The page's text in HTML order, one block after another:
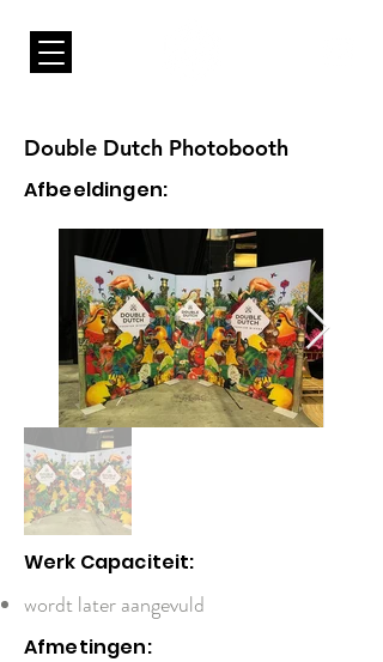
Double Dutch Photobooth
Afbeeldingen:
Werk Capaciteit:
wordt later aangevuld
Afmetingen: